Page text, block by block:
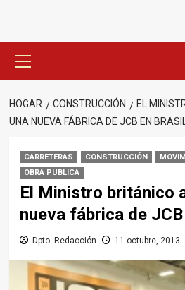
principal
HOGAR CONSTRUCCIÓN
EL
UNA NUEVA FÁBRICA DE JCB EN
CARRETERAS CONSTRUCCIÓN
OBRA PUBLICA
El Ministro británico
nueva fábrica de JCB
Dpto. Redacción 11 octubre, 2013